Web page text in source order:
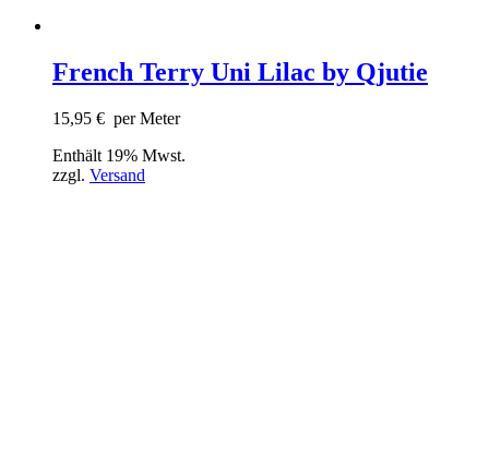
French Terry Uni Lilac by Qjutie
15,95 € per Meter
Enthält 19% Mwst.
zzgl. Versand